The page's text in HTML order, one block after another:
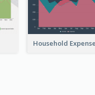
Household